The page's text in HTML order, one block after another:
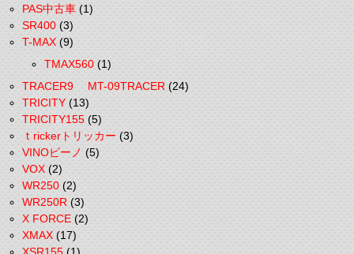
PAS中古車(1)
SR400(3)
T-MAX(9)
TMAX560(1)
TRACER9 MT-09TRACER(24)
TRICITY(13)
TRICITY155(5)
ｔrickerトリッカー(3)
VINOビーノ(5)
VOX(2)
WR250(2)
WR250R(3)
X FORCE(2)
XMAX(17)